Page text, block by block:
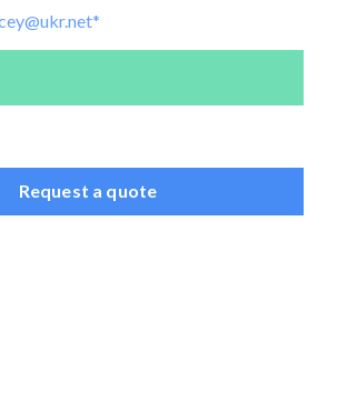
*
Request a quote